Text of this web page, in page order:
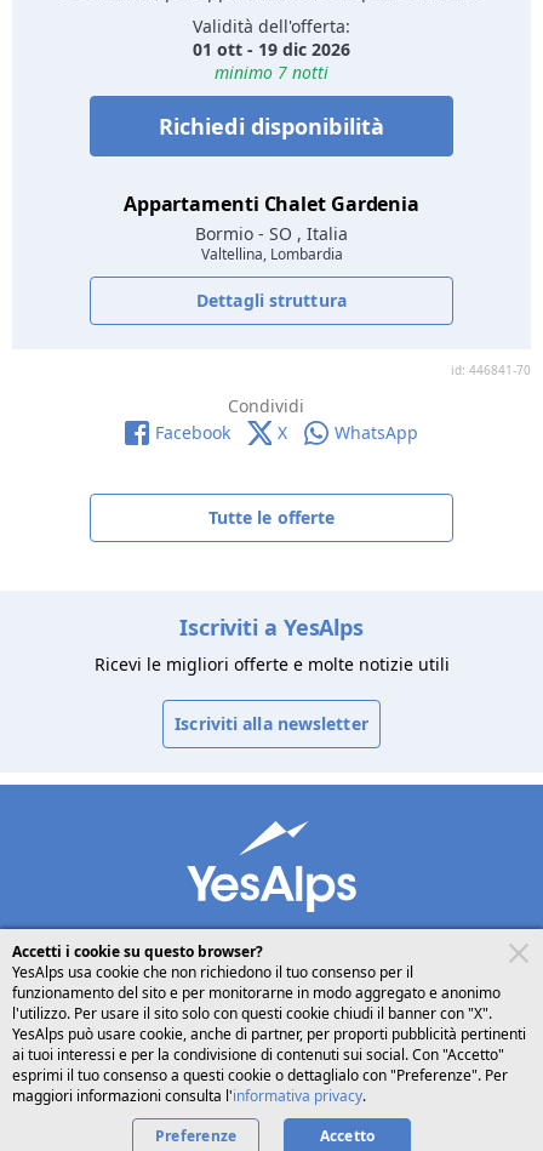
Validità dell'offerta:
01 ott - 19 dic 2026
minimo 7 notti
Richiedi disponibilità
Appartamenti Chalet Gardenia
Bormio - SO , Italia
Valtellina, Lombardia
Dettagli struttura
id: 446841-70
Condividi
Facebook
X WhatsApp
Tutte le offerte
Iscriviti a YesAlps
Ricevi le migliori offerte e molte notizie utili
Iscriviti alla newsletter
desktop seguici su condividi
Italiano
Privacy Cookies Chi siamo
Accetti i cookie su questo browser?
YesAlps usa cookie che non richiedono il tuo consenso per il
funzionamento del sito e per monitorarne in modo aggregato e anonimo
l'utilizzo. Per usare il sito solo con questi cookie chiudi il banner con "X".
YesAlps può usare cookie, anche di partner, per proporti pubblicità pertinenti
ai tuoi interessi e per la condivisione di contenuti sui social. Con "Accetto"
esprimi il tuo consenso a questi cookie o dettaglialo con "Preferenze". Per
maggiori informazioni consulta l'informativa privacy.
Preferenze
Accetto